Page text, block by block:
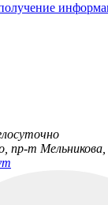
получение
пр-т Мельникова,